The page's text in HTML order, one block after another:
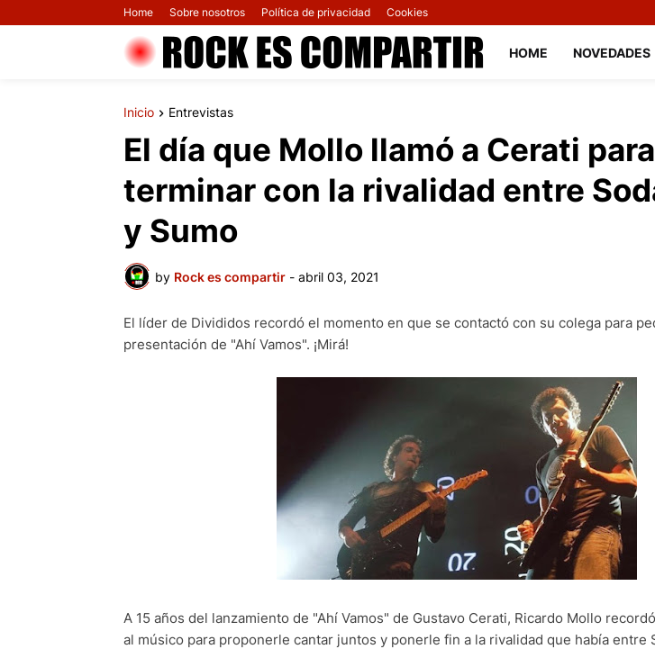
Home Sobre nosotros Política de privacidad Cookies
HOME NOVEDADES
Inicio Entrevistas
El día que Mollo llamó a Cerati para
terminar con la rivalidad entre
y Sumo
by Rock es compartir - abril 03, 2021
El líder de Divididos recordó el momento en que se contactó con su colega para
presentación de "Ahí Vamos". ¡Mirá!
A 15 años del lanzamiento de "Ahí Vamos" de Gustavo Cerati, Ricardo Mollo
al músico para proponerle cantar juntos y ponerle fin a la rivalidad que había entre